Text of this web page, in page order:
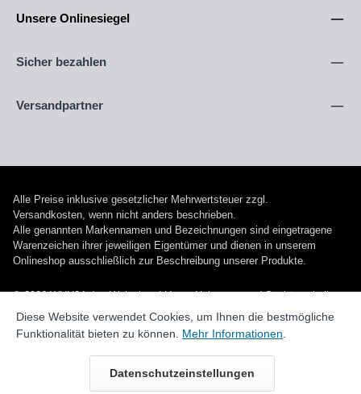
Unsere Onlinesiegel
Sicher bezahlen
Versandpartner
Alle Preise inklusive gesetzlicher Mehrwertsteuer zzgl.
Versandkosten, wenn nicht anders beschrieben.
Alle genannten Markennamen und Bezeichnungen sind eingetragene
Warenzeichen ihrer jeweiligen Eigentümer und dienen in unserem
Onlineshop ausschließlich zur Beschreibung unserer Produkte.
© 2026 WUH24.de - Weigel und Unger Heizungs- und Sanitärtechnik
GmbH
Diese Website verwendet Cookies, um Ihnen die bestmögliche
Funktionalität bieten zu können. Mehr Informationen
Datenschutzeinstellungen